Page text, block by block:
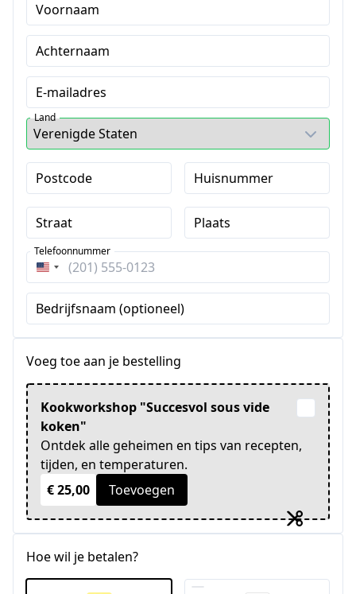
Voornaam
Achternaam
E-mailadres
Land
Postcode Huisnummer
Straat Plaats
Verenigde
Staten
+1
Telefoonnummer
Bedrijfsnaam (optioneel)
Voeg toe aan je bestelling
Kookworkshop "Succesvol sous vide
koken"
Ontdek alle geheimen en tips van recepten,
tijden, en temperaturen.
€ 25,00
Toevoegen
Hoe wil je betalen?